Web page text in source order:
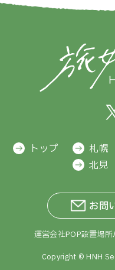
トップ 札幌
北見
お問
運営会社POP設置場所
Copyright © HNH